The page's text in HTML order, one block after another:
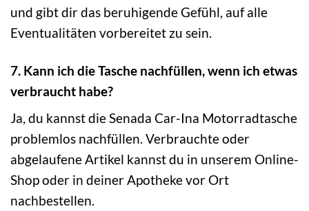
und gibt dir das beruhigende Gefühl, auf alle
Eventualitäten vorbereitet zu sein.
7. Kann ich die Tasche nachfüllen, wenn ich etwas
verbraucht habe?
Ja, du kannst die Senada Car-Ina Motorradtasche
problemlos nachfüllen. Verbrauchte oder
abgelaufene Artikel kannst du in unserem Online-
Shop oder in deiner Apotheke vor Ort
nachbestellen.